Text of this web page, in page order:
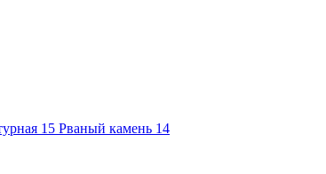
15 Рваный камень 14